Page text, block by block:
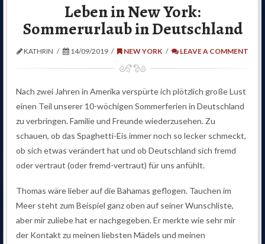
Leben in New York:
Sommerurlaub in Deutschland
KATHRIN 14/09/2019 NEW YORK LEAVE A COMMENT
Nach zwei Jahren in Amerika verspürte ich plötzlich große Lust
einen Teil unserer 10-wöchigen Sommerferien in Deutschland
zu verbringen. Familie und Freunde wiederzusehen. Zu
schauen, ob das Spaghetti-Eis immer noch so lecker schmeckt,
ob sich etwas verändert hat und ob Deutschland sich fremd
oder vertraut (oder fremd-vertraut) für uns anfühlt.
Thomas wäre lieber auf die Bahamas geflogen. Tauchen im
Meer steht zum Beispiel ganz oben auf seiner Wunschliste,
aber mir zuliebe hat er nachgegeben. Er merkte wie sehr mir
der Kontakt zu meinen liebsten Mädels und meinen